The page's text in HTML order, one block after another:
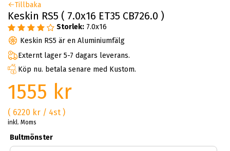
Tillbaka
Keskin RS5 ( 7.0x16 ET35 CB726.0 )
Storlek: 7.0x16
Keskin RS5 är en Aluminiumfälg
Externt lager 5-7 dagars leverans.
Köp nu. betala senare med Kustom.
1555 kr
( 6220 kr / 4st )
inkl. Moms
Bultmönster